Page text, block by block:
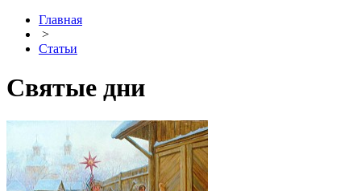
Главная
>
Статьи
Святые дни